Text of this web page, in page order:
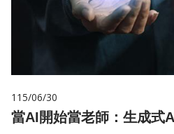
115/06/30
當AI開始當老師：生成式